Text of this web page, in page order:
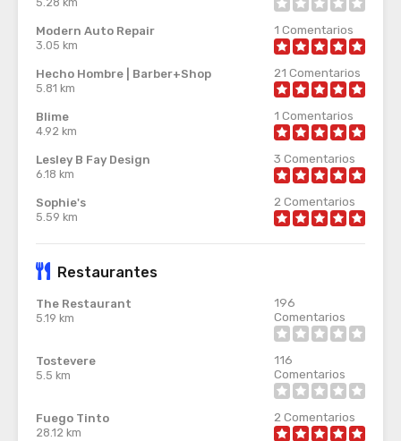
Modern Auto Repair
3.05 km
1 Comentarios
Hecho Hombre | Barber+Shop
5.81 km
21 Comentarios
Blime
4.92 km
1 Comentarios
Lesley B Fay Design
6.18 km
3 Comentarios
Sophie's
5.59 km
2Comentarios
Restaurantes
The Restaurant
5.19 km
196
Comentarios
Tostevere
5.5 km
116
Comentarios
Fuego Tinto
28.12 km
2Comentarios